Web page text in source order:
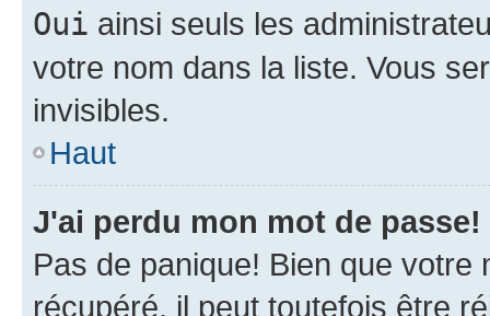
Oui ainsi seuls les
votre nom dans la liste. Vous
invisibles.
Haut
J'ai perdu mon mot de passe!
Pas de panique! Bien que
récupéré, il peut toutefois être